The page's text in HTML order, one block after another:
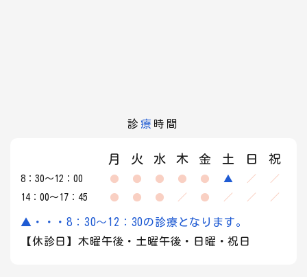
診 療 時間
月 火 水 木 金 土 日 祝
8：30～12：00 ● ● ● ● ● ▲ ／
／
14：00～17：45
● ● ● ／ ● ／ ／ ／
▲・・・8：30～12：30の診療となります。
【休診日】木曜午後・土曜午後・日曜・祝日